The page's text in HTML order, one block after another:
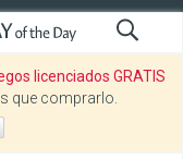
licenciados GRATIS
que comprarlo.